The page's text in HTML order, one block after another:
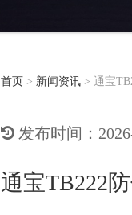
首页 > 新闻资讯 > 通宝
发布时间：
通宝TB222